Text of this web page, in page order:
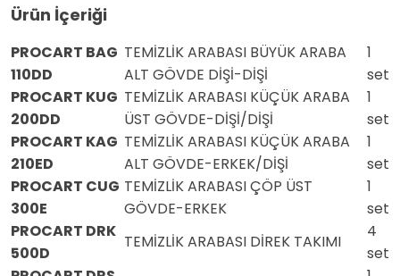
Ürün İçeriği
PROCART BAG
110DD
TEMİZLİK ARABASI BÜYÜK ARABA
ALT GÖVDE DİŞİ-DİŞİ
1
set
PROCART KUG
200DD
TEMİZLİK ARABASI KÜÇÜK ARABA
ÜST GÖVDE-DİŞİ/DİŞİ
1
set
PROCART KAG
210ED
TEMİZLİK ARABASI KÜÇÜK ARABA
ALT GÖVDE-ERKEK/DİŞİ
1
set
PROCART CUG
300E
TEMİZLİK ARABASI ÇÖP ÜST
GÖVDE-ERKEK
1
set
PROCART DRK
500D
TEMİZLİK ARABASI DİREK TAKIMI
4
set